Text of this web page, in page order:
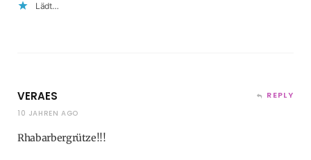
Lädt…
VERAES
10 JAHREN AGO
REPLY
Rhabarbergrütze!!!